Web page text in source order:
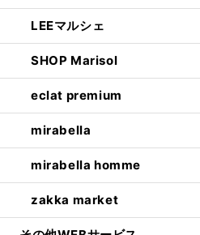
LEEマルシェ
SHOP Marisol
eclat premium
mirabella
mirabella homme
zakka market